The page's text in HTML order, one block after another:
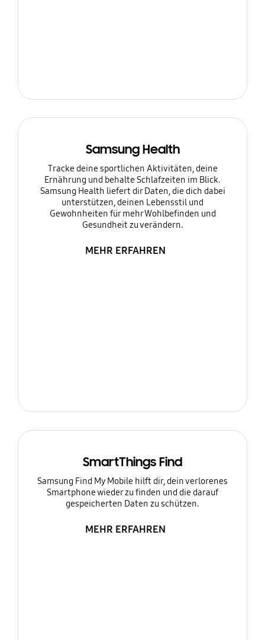
Samsung Health
Tracke deine sportlichen Aktivitäten, deine
Ernährung und behalte Schlafzeiten im Blick.
Samsung Health liefert dir Daten, die dich dabei
unterstützen, deinen Lebensstil und
Gewohnheiten für mehr Wohlbefinden und
Gesundheit zu verändern.
MEHR ERFAHREN
SmartThings Find
Samsung Find My Mobile hilft dir, dein verlorenes
Smartphone wieder zu finden und die darauf
gespeicherten Daten zu schützen.
MEHR ERFAHREN